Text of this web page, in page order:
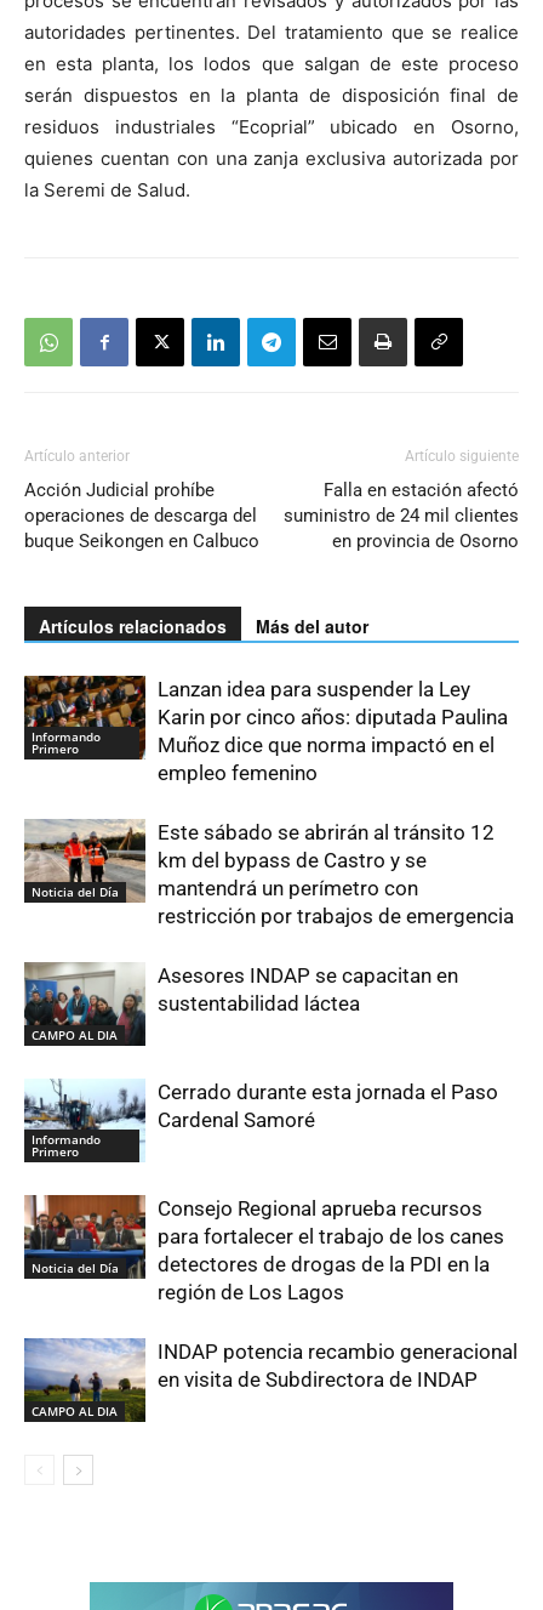
autoridades pertinentes. Del tratamiento que se realice
en esta planta, los lodos que salgan de este proceso
serán dispuestos en la planta de disposición final de
residuos industriales “Ecoprial” ubicado en Osorno,
quienes cuentan con una zanja exclusiva autorizada por
la Seremi de Salud.
Artículo anterior
Acción Judicial prohíbe
operaciones de descarga del
buque Seikongen en Calbuco
Artículo siguiente
Falla en estación afectó
suministro de 24 mil clientes
en provincia de Osorno
Artículos relacionados Más del autor
Informando
Primero
Lanzan idea para suspender la Ley
Karin por cinco años: diputada Paulina
Muñoz dice que norma impactó en el
empleo femenino
Noticia del Día
Este sábado se abrirán al tránsito 12
km del bypass de Castro y se
mantendrá un perímetro con
restricción por trabajos de emergencia
CAMPO AL DIA
Asesores INDAP se capacitan en
sustentabilidad láctea
Informando
Primero
Cerrado durante esta jornada el Paso
Cardenal Samoré
Noticia del Día
Consejo Regional aprueba recursos
para fortalecer el trabajo de los canes
detectores de drogas de la PDI en la
región de Los Lagos
CAMPO AL DIA
INDAP potencia recambio generacional
en visita de Subdirectora de INDAP